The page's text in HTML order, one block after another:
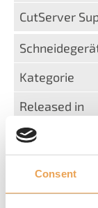
Consent
IECHO